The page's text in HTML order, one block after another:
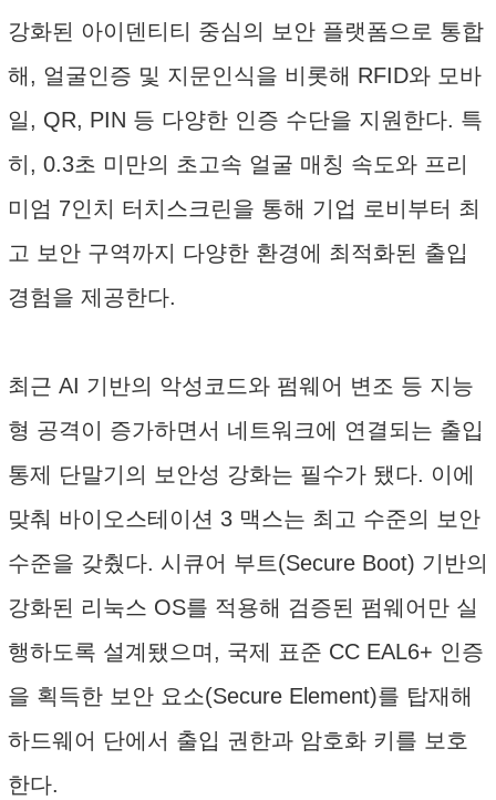
강화된 아이덴티티 중심의 보안 플랫폼으로 통합
해, 얼굴인증 및 지문인식을 비롯해 RFID와 모바
일, QR, PIN 등 다양한 인증 수단을 지원한다. 특
히, 0.3초 미만의 초고속 얼굴 매칭 속도와 프리
미엄 7인치 터치스크린을 통해 기업 로비부터 최
고 보안 구역까지 다양한 환경에 최적화된 출입
경험을 제공한다.
최근 AI 기반의 악성코드와 펌웨어 변조 등 지능
형 공격이 증가하면서 네트워크에 연결되는 출입
통제 단말기의 보안성 강화는 필수가 됐다. 이에
맞춰 바이오스테이션 3 맥스는 최고 수준의 보안
수준을 갖췄다. 시큐어 부트(Secure Boot) 기반의
강화된 리눅스 OS를 적용해 검증된 펌웨어만 실
행하도록 설계됐으며, 국제 표준 CC EAL6+ 인증
을 획득한 보안 요소(Secure Element)를 탑재해
하드웨어 단에서 출입 권한과 암호화 키를 보호
한다.